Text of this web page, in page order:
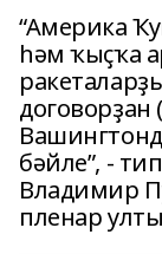
“Америка
һәм ҡыҫҡа
бәйле”, -
Владимир
пленар